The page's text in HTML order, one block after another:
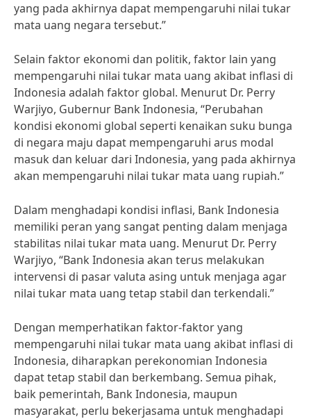
yang pada akhirnya dapat mempengaruhi nilai tukar
mata uang negara tersebut.”
Selain faktor ekonomi dan politik, faktor lain yang
mempengaruhi nilai tukar mata uang akibat inflasi di
Indonesia adalah faktor global. Menurut Dr. Perry
Warjiyo, Gubernur Bank Indonesia, “Perubahan
kondisi ekonomi global seperti kenaikan suku bunga
di negara maju dapat mempengaruhi arus modal
masuk dan keluar dari Indonesia, yang pada akhirnya
akan mempengaruhi nilai tukar mata uang rupiah.”
Dalam menghadapi kondisi inflasi, Bank Indonesia
memiliki peran yang sangat penting dalam menjaga
stabilitas nilai tukar mata uang. Menurut Dr. Perry
Warjiyo, “Bank Indonesia akan terus melakukan
intervensi di pasar valuta asing untuk menjaga agar
nilai tukar mata uang tetap stabil dan terkendali.”
Dengan memperhatikan faktor-faktor yang
mempengaruhi nilai tukar mata uang akibat inflasi di
Indonesia, diharapkan perekonomian Indonesia
dapat tetap stabil dan berkembang. Semua pihak,
baik pemerintah, Bank Indonesia, maupun
masyarakat, perlu bekerjasama untuk menghadapi